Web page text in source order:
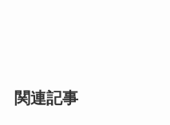
関連記事